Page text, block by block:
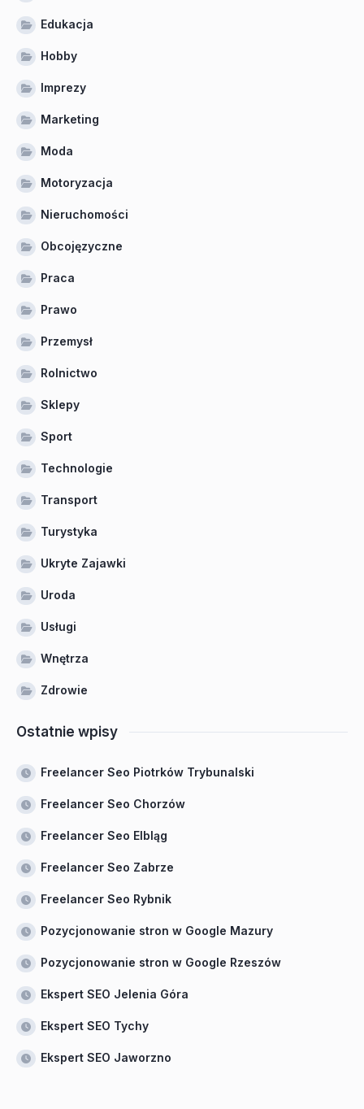
Edukacja
Hobby
Imprezy
Marketing
Moda
Motoryzacja
Nieruchomości
Obcojęzyczne
Praca
Prawo
Przemysł
Rolnictwo
Sklepy
Sport
Technologie
Transport
Turystyka
Ukryte Zajawki
Uroda
Usługi
Wnętrza
Zdrowie
Ostatnie wpisy
Freelancer Seo Piotrków Trybunalski
Freelancer Seo Chorzów
Freelancer Seo Elbląg
Freelancer Seo Zabrze
Freelancer Seo Rybnik
Pozycjonowanie stron w Google Mazury
Pozycjonowanie stron w Google Rzeszów
Ekspert SEO Jelenia Góra
Ekspert SEO Tychy
Ekspert SEO Jaworzno